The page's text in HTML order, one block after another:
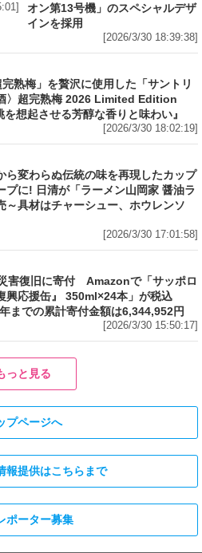
盛
には「エヴァンゲリオン初号機」
を、500ml缶には「エヴァンゲリ
オン第13号機」のスペシャルデザ
インを採用
熟梅」を贅沢に使用した「サントリ
〉超完熟梅 2026 Limited Edition
想起させる芳醇な香りと味わい』
変わらぬ伝統の味を再現したカップ
に! 日清が「ラーメン山岡家 醤油ラ
～具材はチャーシュー、ホウレンソ
害復旧に寄付 Amazonで「サッポロ
興応援缶』 350ml×24本」が税込
までの累計寄付金額は6,344,952円
っと見る
プページへ
報提供はこちらまで
ポーター募集